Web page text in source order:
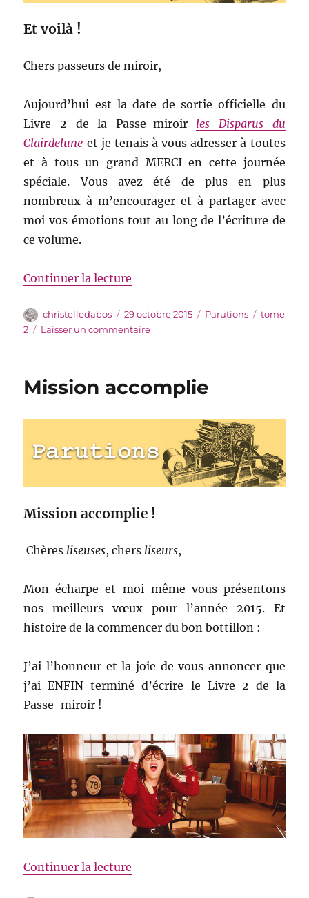
Et voilà !
Chers passeurs de miroir,
Aujourd’hui est la date de sortie officielle du
Livre 2 de la Passe-miroir les Disparus du
Clairdelune et je tenais à vous adresser à toutes
et à tous un grand MERCI en cette journée
spéciale. Vous avez été de plus en plus
nombreux à m’encourager et à partager avec
moi vos émotions tout au long de l’écriture de
ce volume.
Continuer la lecture
Auteur
christelledabos
Publié
le
29 octobre 2015 Catégories
Parutions Étiquettes
tome
2
Laisser un commentairesur
Mission accomplie
Mission accomplie !
Chères liseuses, chers liseurs,
Mon écharpe et moi-même vous présentons
nos meilleurs vœux pour l’année 2015. Et
histoire de la commencer du bon bottillon :
J’ai l’honneur et la joie de vous annoncer que
j’ai ENFIN terminé d’écrire le Livre 2 de la
Passe-miroir !
Continuer la lecture